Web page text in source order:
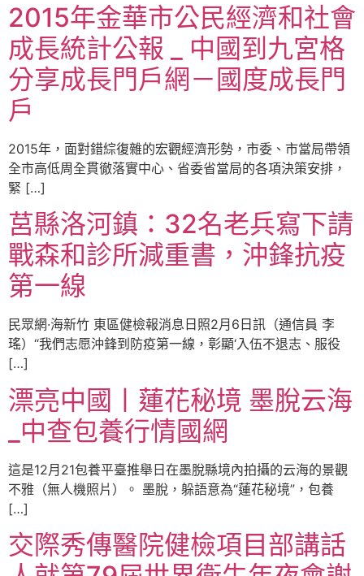
2015年金華市公民經濟和社會
成長統計公報 _ 中國到九宮格
分享成長門戶網－國度成長門
戶
2015年，面對錯綜復雜的宏觀經濟形勢，市委、市當局帶領
全市高低周全貫徹落實中心、省委省當局的各項決策安排，
緊 […]
莒縣洛河鎮：32名老兵寫下請
戰森和診所減重書，沖鋒抗疫
第一線
民眾網·海新竹 東區健檢報消息日照2月6日訊（通信員 李
瑤）“我們志愿沖鋒到防疫第一線，彰顯‘入伍不退志、服役
[…]
漂亮中國丨蓮花秘境 墨脫云海
_中查包養行情國網
這是12月21包養平臺推舉日在墨脫縣境內拍攝的云海的景觀
不雅（無人機照片）。 墨脫，躲語意為“蓮花秘境”，包養
[…]
交際秀傳醫院健檢項目部講話